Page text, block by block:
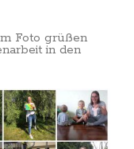
Foto grüßen
in den